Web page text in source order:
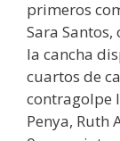
primeros
Sara
la cancha
cuartos de
contragolpe
Penya, Ruth